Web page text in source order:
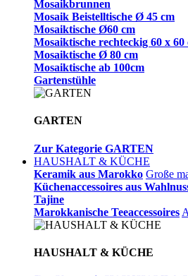
Mosaikbrunnen
Mosaik Beistelltische Ø 45 cm
Mosaiktische Ø60 cm
Mosaiktische rechteckig 60 x 60
Mosaiktische Ø 80 cm
Mosaiktische ab 100cm
Gartenstühle
GARTEN
Zur Kategorie GARTEN
HAUSHALT & KÜCHE
Keramik aus Marokko Große
Küchenaccessoires aus
Tajine
Marokkanische Teeaccessoires
HAUSHALT & KÜCHE